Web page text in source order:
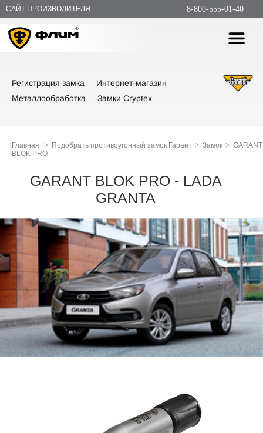
САЙТ ПРОИЗВОДИТЕЛЯ 8-800-555-01-40
Регистрация замка
Интернет-магазин
Металлообработка
Замки Cryptex
Главная > Подобрать противоугонный замок Гарант > Замок > GARANT
BLOK PRO
GARANT BLOK PRO - LADA
GRANTA